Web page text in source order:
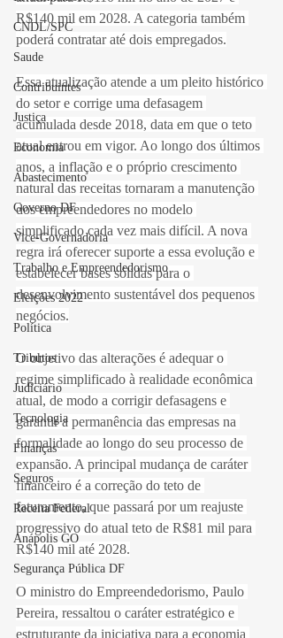
CNDL/SPC
Saude
Contribuintes
Justiça
Economia
Abastecimento
Governo DF
Vice-Governadoria
Trabalho e Empreendedorismo
Eleições 2022
Política
Tributos
Judiciário
Tecnologia
Finanças
Seguros
Receita Federal
Anápolis GO
Segurança Pública DF
R$140 mil em 2028. A categoria também
poderá contratar até dois empregados.
Essa atualização atende a um pleito histórico
do setor e corrige uma defasagem
acumulada desde 2018, data em que o teto
atual entrou em vigor. Ao longo dos últimos
anos, a inflação e o próprio crescimento
natural das receitas tornaram a manutenção
dos empreendedores no modelo
simplificado cada vez mais difícil. A nova
regra irá oferecer suporte a essa evolução e
estabelecer bases sólidas para o
desenvolvimento sustentável dos pequenos
negócios.
O objetivo das alterações é adequar o
regime simplificado à realidade econômica
atual, de modo a corrigir defasagens e
garantir a permanência das empresas na
formalidade ao longo do seu processo de
expansão. A principal mudança de caráter
financeiro é a correção do teto de
faturamento, que passará por um reajuste
progressivo do atual teto de R$81 mil para
R$140 mil até 2028.
O ministro do Empreendedorismo, Paulo
Pereira, ressaltou o caráter estratégico e
estruturante da iniciativa para a economia